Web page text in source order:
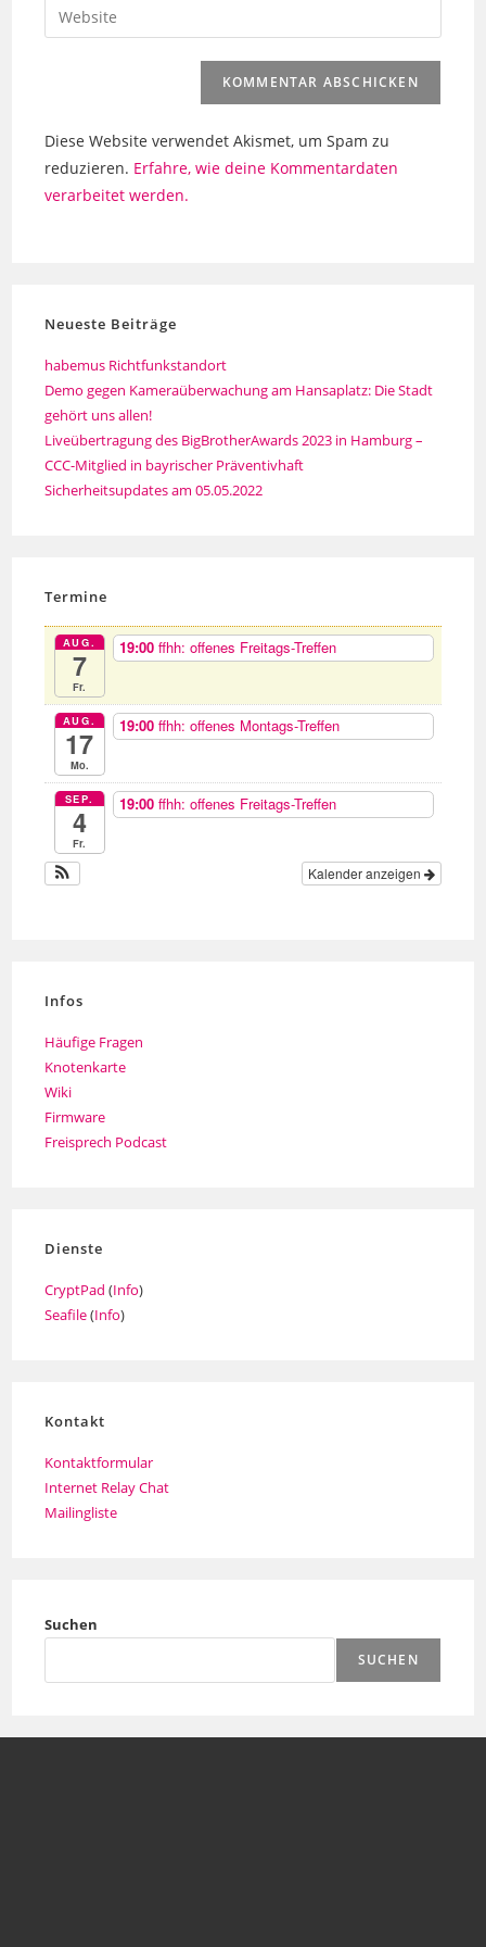
zum
Kommentieren
Mail-
ein
Gib
deine
(optional)
Diese Website verwendet Akismet, um Spam zu
reduzieren. Erfahre, wie deine Kommentardaten
verarbeitet werden.
Neueste Beiträge
habemus Richtfunkstandort
Demo gegen Kameraüberwachung am Hansaplatz: Die Stadt
gehört uns allen!
Liveübertragung des BigBrotherAwards 2023 in Hamburg –
CCC-Mitglied in bayrischer Präventivhaft
Sicherheitsupdates am 05.05.2022
Termine
AUG.
7
Fr.
19:00 ffhh: offenes Freitags-Treffen
AUG.
17
Mo.
19:00 ffhh: offenes Montags-Treffen
SEP.
4
Fr.
19:00 ffhh: offenes Freitags-Treffen
Kalender anzeigen
Infos
Häufige Fragen
Knotenkarte
Wiki
Firmware
Freisprech Podcast
Dienste
CryptPad (Info)
Seafile(Info)
Kontakt
Kontaktformular
Internet Relay Chat
Mailingliste
Suchen
SUCHEN